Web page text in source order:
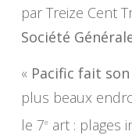
par Treize Cent
Société
« Pacific fait
plus beaux
le 7eart : plages